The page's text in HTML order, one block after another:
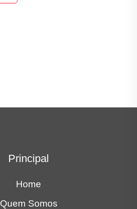
Principal
Home
Quem Somos